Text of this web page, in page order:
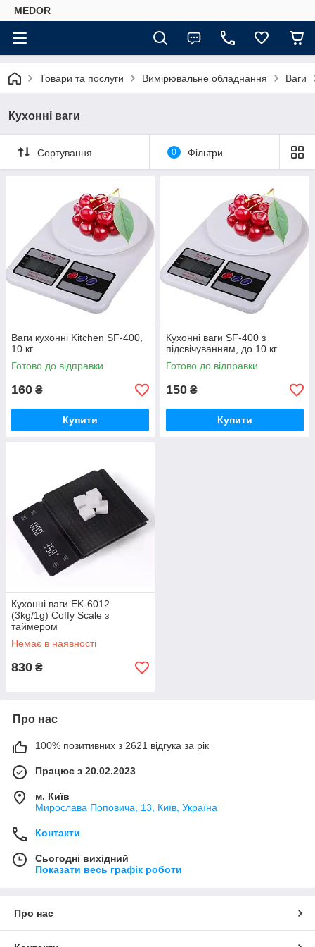
MEDOR
Товари та послуги Вимірювальне обладнання Ваги
Кухонні ваги
Сортування 0 Фільтри
Ваги кухонні Kitchen SF-400,
10 кг
Готово до відправки
160 ₴
Купити
Кухонні ваги SF-400 з
підсвічуванням, до 10 кг
Готово до відправки
150 ₴
Купити
Кухонні ваги EK-6012
(3kg/1g) Coffy Scale з
таймером
Немає в наявності
830 ₴
Про нас
100% позитивних з 2621 відгука за рік
Працює з 20.02.2023
м. Київ
Мирослава Поповича, 13, Київ, Україна
Контакти
Сьогодні вихідний
Показати весь графік роботи
Про нас